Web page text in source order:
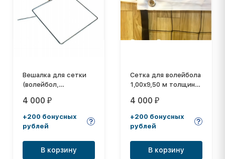
Вешалка для сетки
(волейбол,
теннис)
4 000 ₽
+200 бонусных
рублей
В корзину
Сетка для волейбола
1,00х9,50 м толщина
4 000 ₽
+200 бонусных
рублей
В корзину